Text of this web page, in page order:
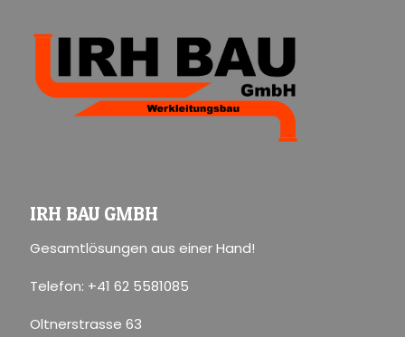
IRH BAU GMBH
Gesamtlösungen aus einer Hand!
Telefon: +41 62 5581085
Oltnerstrasse 63